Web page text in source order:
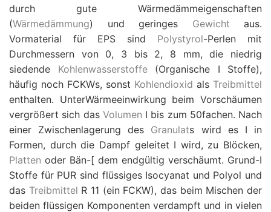
durch gute Wärmedämmeigenschaften
(Wärmedämmung) und geringes Gewicht aus.
Vormaterial für EPS sind Polystyrol-Perlen mit
Durchmessern von 0, 3 bis 2, 8 mm, die niedrig
siedende Kohlenwasserstoffe(Organische I Stoffe),
häufig noch FCKWs, sonst Kohlendioxid als Treibmittel
enthalten. UnterWärmeeinwirkung beim Vorschäumen
vergrößert sich das Volumen I bis zum 50fachen. Nach
einer Zwischenlagerung des Granulats wird es I in
Formen, durch die Dampf geleitet I wird, zu Blöcken,
Platten oder Bän-[ dem endgültig verschäumt. Grund-I
Stoffe für PUR sind flüssiges Isocyanat und Polyol und
das Treibmittel R 11 (ein FCKW), das beim Mischen der
beiden flüssigen Komponenten verdampft und in vielen